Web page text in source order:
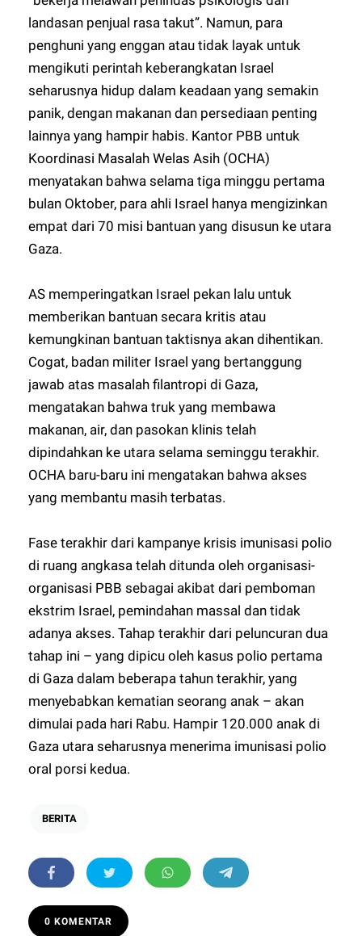
landasan penjual rasa takut”. Namun, para
penghuni yang enggan atau tidak layak untuk
mengikuti perintah keberangkatan Israel
seharusnya hidup dalam keadaan yang semakin
panik, dengan makanan dan persediaan penting
lainnya yang hampir habis. Kantor PBB untuk
Koordinasi Masalah Welas Asih (OCHA)
menyatakan bahwa selama tiga minggu pertama
bulan Oktober, para ahli Israel hanya mengizinkan
empat dari 70 misi bantuan yang disusun ke utara
Gaza.
AS memperingatkan Israel pekan lalu untuk
memberikan bantuan secara kritis atau
kemungkinan bantuan taktisnya akan dihentikan.
Cogat, badan militer Israel yang bertanggung
jawab atas masalah filantropi di Gaza,
mengatakan bahwa truk yang membawa
makanan, air, dan pasokan klinis telah
dipindahkan ke utara selama seminggu terakhir.
OCHA baru-baru ini mengatakan bahwa akses
yang membantu masih terbatas.
Fase terakhir dari kampanye krisis imunisasi polio
di ruang angkasa telah ditunda oleh organisasi-
organisasi PBB sebagai akibat dari pemboman
ekstrim Israel, pemindahan massal dan tidak
adanya akses. Tahap terakhir dari peluncuran dua
tahap ini – yang dipicu oleh kasus polio pertama
di Gaza dalam beberapa tahun terakhir, yang
menyebabkan kematian seorang anak – akan
dimulai pada hari Rabu. Hampir 120.000 anak di
Gaza utara seharusnya menerima imunisasi polio
oral porsi kedua.
BERITA
0 KOMENTAR